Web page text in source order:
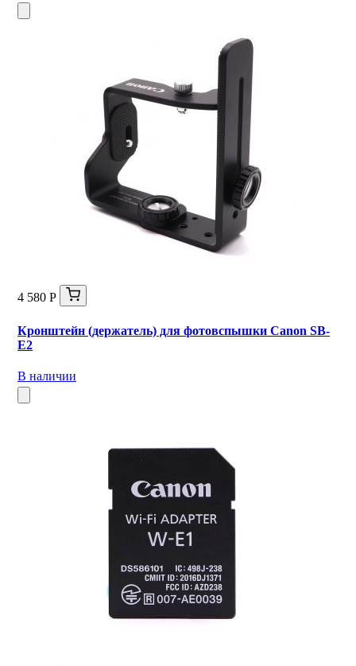
4 580 Р
Кронштейн (держатель) для фотовспышки Canon SB-
E2
В наличии